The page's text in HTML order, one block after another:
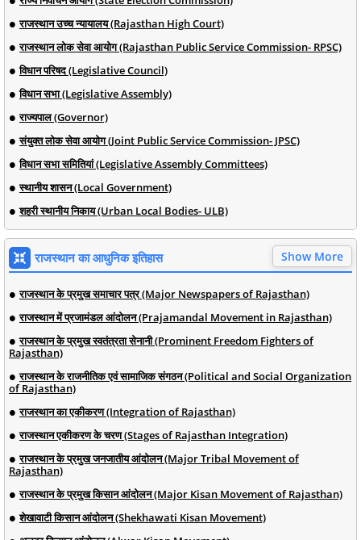
राजस्थान उच्च न्यायालय (Rajasthan High Court)
राजस्थान लोक सेवा आयोग (Rajasthan Public Service Commission- RPSC)
विधान परिषद (Legislative Council)
विधान सभा (Legislative Assembly)
राज्यपाल (Governor)
संयुक्त लोक सेवा आयोग (Joint Public Service Commission- JPSC)
विधान सभा समितियां (Legislative Assembly Committees)
स्थानीय शासन (Local Government)
शहरी स्थानीय निकाय (Urban Local Bodies- ULB)
राजस्थान का आधुनिक इतिहास Show More
राजस्थान के प्रमुख समाचार पत्र (Major Newspapers of Rajasthan)
राजस्थान में प्रजामंडल आंदोलन (Prajamandal Movement in Rajasthan)
राजस्थान के प्रमुख स्वतंत्रता सेनानी (Prominent Freedom Fighters of
Rajasthan)
राजस्थान के राजनीतिक एवं सामाजिक संगठन (Political and Social Organization
of Rajasthan)
राजस्थान का एकीकरण (Integration of Rajasthan)
राजस्थान एकीकरण के चरण (Stages of Rajasthan Integration)
राजस्थान के प्रमुख जनजातीय आंदोलन (Major Tribal Movement of
Rajasthan)
राजस्थान के प्रमुख किसान आंदोलन (Major Kisan Movement of Rajasthan)
शेखावाटी किसान आंदोलन (Shekhawati Kisan Movement)